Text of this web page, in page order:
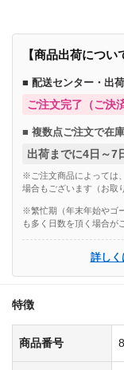
【商品出荷につい
■ 配送センター・出
ご注文完了（ご決
■ 複数点ご注文で在
出荷までに4日～7
※ご注文商品によっては
場合もございます（お取
※繁忙期（年末年始やゴ
も多く日数を頂く場合が
詳しく
特徴
商品番号